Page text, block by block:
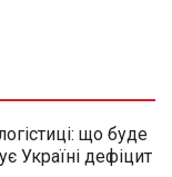
що буде
Україні дефіцит